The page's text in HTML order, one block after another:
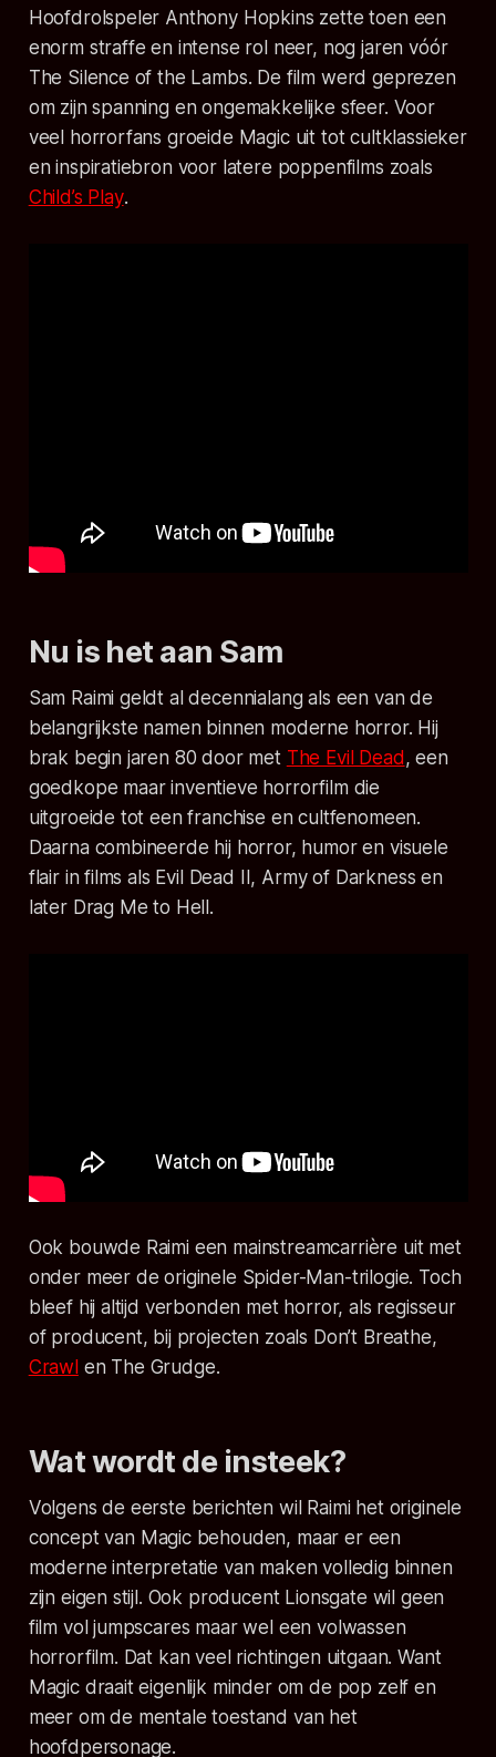
Hoofdrolspeler Anthony Hopkins zette toen een
enorm straffe en intense rol neer, nog jaren vóór
The Silence of the Lambs. De film werd geprezen
om zijn spanning en ongemakkelijke sfeer. Voor
veel horrorfans groeide Magicuit tot cultklassieker
en inspiratiebron voor latere poppenfilms zoals
Child’s Play.
Nu is het aan Sam
Sam Raimi geldt al decennialang als een van de
belangrijkste namen binnen moderne horror. Hij
brak begin jaren 80 door met The Evil Dead , een
goedkope maar inventieve horrorfilm die
uitgroeide tot een franchise en cultfenomeen.
Daarna combineerde hij horror, humor en visuele
flair in films als Evil Dead II , Army of Darkness en
later Drag Me to Hell .
Ook bouwde Raimi een mainstreamcarrière uit met
onder meer de originele Spider-Man-trilogie. Toch
bleef hij altijd verbonden met horror, als regisseur
of producent, bij projecten zoals Don’t Breathe,
Crawl en The Grudge.
Wat wordt de insteek?
Volgens de eerste berichten wil Raimi het originele
concept van Magic behouden, maar er een
moderne interpretatie van maken volledig binnen
zijn eigen stijl. Ook producent Lionsgate wil geen
film vol jumpscares maar wel een volwassen
horrorfilm. Dat kan veel richtingen uitgaan. Want
Magic draait eigenlijk minder om de pop zelf en
meer om de mentale toestand van het
hoofdpersonage.